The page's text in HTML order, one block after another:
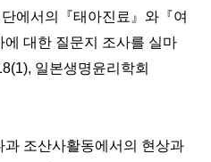
에서의『태아진료』와『여
대한 질문지 조사를 실마
일본생명윤리학회
조산사활동에서의 현상과